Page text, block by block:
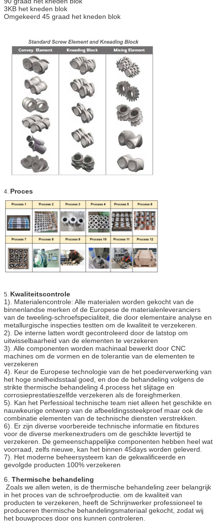
3KB het kneden blok
Omgekeerd 45 graad het kneden blok
4. Proces
5. Kwaliteitscontrole
1). Materialencontrole: Alle materialen worden gekocht van de
binnenlandse merken of de Europese de materialenleveranciers
van de tweeling-schroefspecialiteit, die door elementaire analyse en
metallurgische inspecties testten om de kwaliteit te verzekeren.
2). De interne latten wordt gecontroleerd door de latstop om
uitwisselbaarheid van de elementen te verzekeren
3). Alle componenten worden machinaal bewerkt door CNC
machines om de vormen en de tolerantie van de elementen te
verzekeren
4). Keur de Europese technologie van de het poederverwerking van
het hoge snelheidsstaal goed, en doe de behandeling volgens de
strikte thermische behandeling 4.process het slijtage en
corrosieprestatieszelfde verzekeren als de foreighmerken.
5). Kan het Perfessioal technische team niet alleen het geschikte en
nauwkeurige ontwerp van de afbeeldingssteekproef maar ook de
combinatie elementen van de technische diensten verstrekken.
6). Er zijn diverse voorbereide technische informatie en fitxtures
voor de diverse merkenextruders om de geschikte levertijd te
verzekeren. De gemeenschappelijke componenten hebben heel wat
voorraad, zelfs nieuwe, kan het binnen 45days worden geleverd.
7). Het moderne beheersysteem kan de gekwalificeerde en
gevolgde producten 100% verzekeren
6. Thermische behandeling
Zoals we allen weten, is de thermische behandeling zeer belangrijk
in het proces van de schroefproductie. om de kwaliteit van
producten te verzekeren, heeft de Schrijnwerker professioneel te
produceren thermische behandelingsmateriaal gekocht, zodat wij
het bouwproces door ons kunnen controleren.